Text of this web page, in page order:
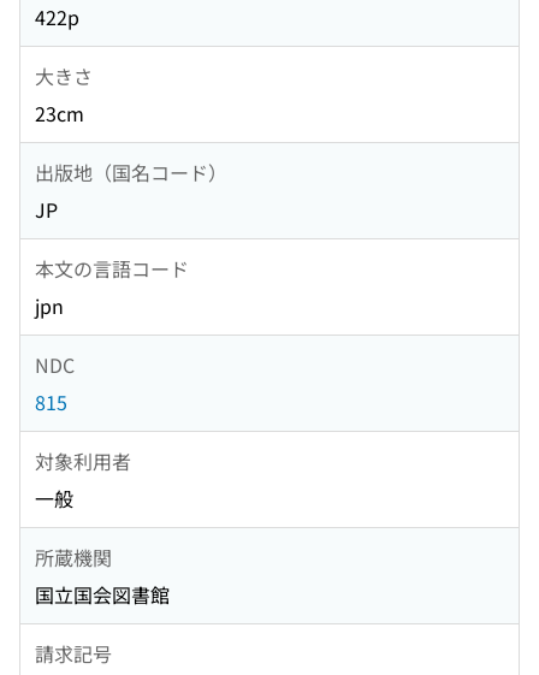
422p
大きさ
23cm
出版地（国名コード）
JP
本文の言語コード
jpn
NDC
815
対象利用者
一般
所蔵機関
国立国会図書館
請求記号